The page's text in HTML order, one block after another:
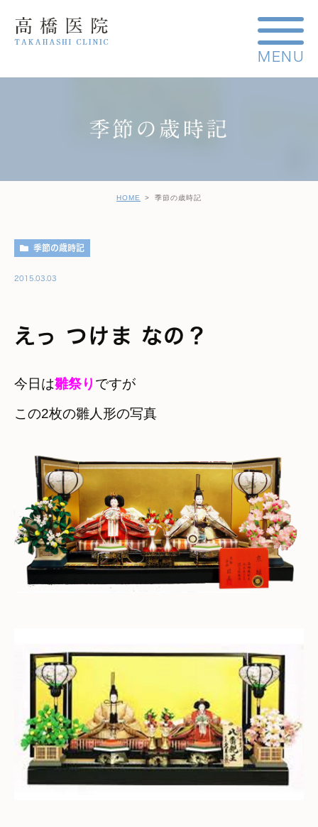
季節の歳時記
HOME 季節の歳時記
季節の歳時記
2015.03.03
えっ つけま なの？
今日は雛祭り ですが
この2枚の雛人形の写真